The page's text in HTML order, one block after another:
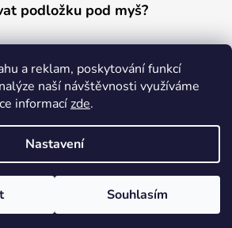
a reklam, poskytování funkcí
naší návštěvnosti využíváme
informacízde.
Nastavení
Souhlasím
podložku pod myš?
platby
Vytvořil Shoptet
. Všechna práva
Upravit nastavení cookies